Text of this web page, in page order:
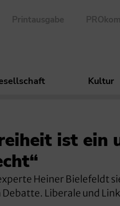
Printausgabe
Kultur
ist ein
Heiner Bielefeldt
Liberale und